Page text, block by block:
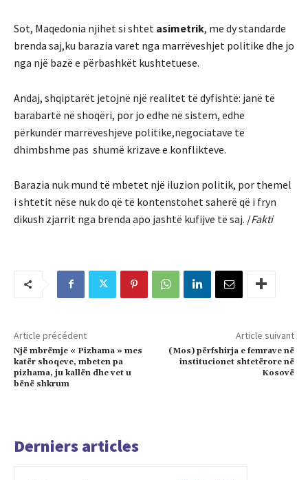
Sot, Maqedonia njihet si shtet asimetrik, me dy standarde
brenda saj,ku barazia varet nga marrëveshjet politike dhe jo
nga një bazë e përbashkët kushtetuese.
Andaj, shqiptarët jetojnë një realitet të dyfishtë: janë të
barabartë në shoqëri, por jo edhe në sistem, edhe
përkundër marrëveshjeve politike,negociatave të
dhimbshme pas shumë krizave e konflikteve.
Barazia nuk mund të mbetet një iluzion politik, por themel
i shtetit nëse nuk do që të kontenstohet saherë që i fryn
dikush zjarrit nga brenda apo jashtë kufijve të saj. /Fakti
Article précédent
Një mbrëmje « Pizhama » mes
katër shoqeve, mbeten pa
pizhama, ju kallën dhe vet u
bënë shkrum
Article suivant
(Mos) përfshirja e femrave në
institucionet shtetërore në
Kosovë
Derniers articles